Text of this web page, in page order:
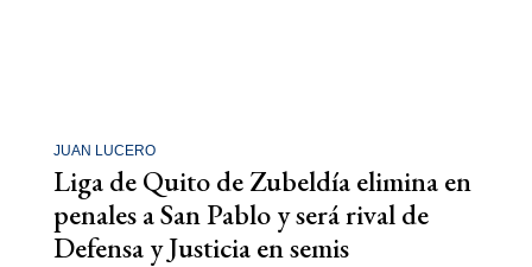
JUAN LUCERO
Liga de Quito de Zubeldía elimina en
penales a San Pablo y será rival de
Defensa y Justicia en semis